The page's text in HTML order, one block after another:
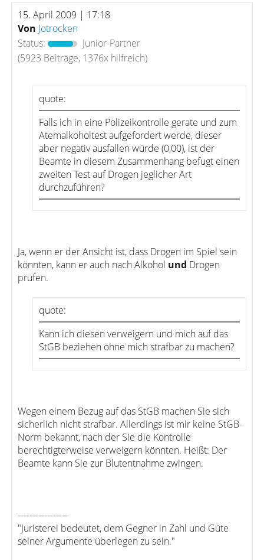
15. April 2009 | 17:18
Von Jotrocken
Status:
Junior-Partner
(5923 Beiträge, 1376x hilfreich)
quote:
Falls ich in eine Polizeikontrolle gerate und zum
Atemalkoholtest aufgefordert werde, dieser
aber negativ ausfallen würde (0,00), ist der
Beamte in diesem Zusammenhang befugt einen
zweiten Test auf Drogen jeglicher Art
durchzuführen?
Ja, wenn er der Ansicht ist, dass Drogen im Spiel sein
könnten, kann er auch nach Alkohol und Drogen
prüfen.
quote:
Kann ich diesen verweigern und mich auf das
StGB beziehen ohne mich strafbar zu machen?
Wegen einem Bezug auf das StGB machen Sie sich
sicherlich nicht strafbar. Allerdings ist mir keine StGB-
Norm bekannt, nach der Sie die Kontrolle
berechtigterweise verweigern könnten. Heißt: Der
Beamte kann Sie zur Blutentnahme zwingen.
-----------------
"Juristerei bedeutet, dem Gegner in Zahl und Güte
seiner Argumente überlegen zu sein."